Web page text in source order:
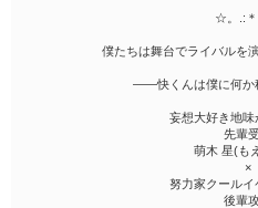
☆。.:
僕たちは舞台でライバルを
――快くんは僕に何か
妄想大好き地味
先輩
萌木 星(も
×
努力家クールイ
後輩